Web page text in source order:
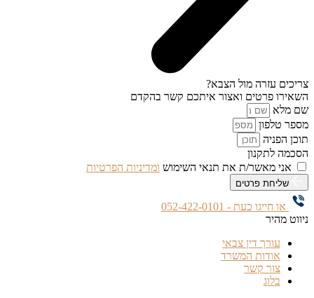
צריכים עזרה מול הצבא?
השאירו פרטים ואצור איתכם קשר בהקדם
שם מלא
מספר טלפון
תוכן הפניה
הסכמה לתקנון
אני מאשר/ת את תנאי השימוש ומדיניות הפרטיות
שליחת פרטים
או חייגו כעת - 052-422-0101
ניווט מהיר
עורך דין צבאי
אודות המשרד
צור קשר
בלוג